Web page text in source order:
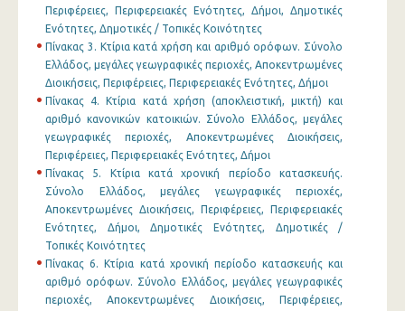
Περιφέρειες, Περιφερειακές Ενότητες, Δήμοι, Δημοτικές
Ενότητες, Δημοτικές / Τοπικές Κοινότητες
Πίνακας 3. Κτίρια κατά χρήση και αριθμό ορόφων. Σύνολο
Ελλάδος, μεγάλες γεωγραφικές περιοχές, Αποκεντρωμένες
Διοικήσεις, Περιφέρειες, Περιφερειακές Ενότητες, Δήμοι
Πίνακας 4. Κτίρια κατά χρήση (αποκλειστική, μικτή) και
αριθμό κανονικών κατοικιών. Σύνολο Ελλάδος, μεγάλες
γεωγραφικές περιοχές, Αποκεντρωμένες Διοικήσεις,
Περιφέρειες, Περιφερειακές Ενότητες, Δήμοι
Πίνακας 5. Κτίρια κατά χρονική περίοδο κατασκευής.
Σύνολο Ελλάδος, μεγάλες γεωγραφικές περιοχές,
Αποκεντρωμένες Διοικήσεις, Περιφέρειες, Περιφερειακές
Ενότητες, Δήμοι, Δημοτικές Ενότητες, Δημοτικές /
Τοπικές Κοινότητες
Πίνακας 6. Κτίρια κατά χρονική περίοδο κατασκευής και
αριθμό ορόφων. Σύνολο Ελλάδος, μεγάλες γεωγραφικές
περιοχές, Αποκεντρωμένες Διοικήσεις, Περιφέρειες,